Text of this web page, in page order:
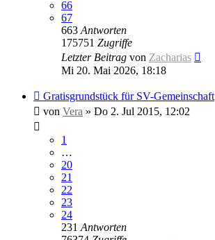
66
67
663 Antworten
175751 Zugriffe
Letzter Beitrag von Zacharias
Mi 20. Mai 2026, 18:18
Gratisgrundstück für SV-Gemeinschaft
von Vera » Do 2. Jul 2015, 12:02
1
…
20
21
22
23
24
231 Antworten